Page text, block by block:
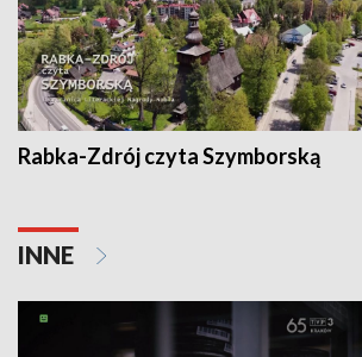
Rabka-Zdrój czyta Szymborską
INNE